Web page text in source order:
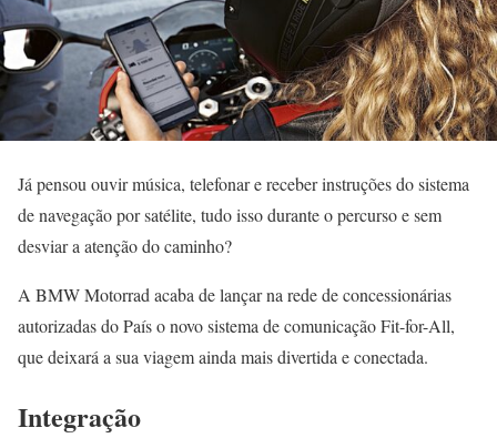
Já pensou ouvir música, telefonar e receber instruções do sistema
de navegação por satélite, tudo isso durante o percurso e sem
desviar a atenção do caminho?
A BMW Motorrad acaba de lançar na rede de concessionárias
autorizadas do País o novo sistema de comunicação Fit-for-All,
que deixará a sua viagem ainda mais divertida e conectada.
Integração